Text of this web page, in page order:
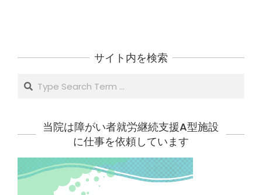
サイト内を検索
Search
当院は障がい者就労継続支援A型施設
に仕事を依頼しています